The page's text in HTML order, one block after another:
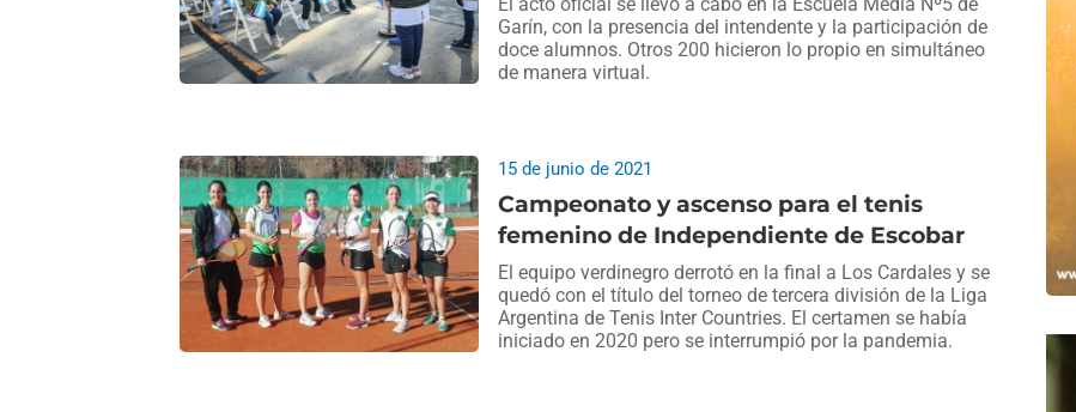
El acto oficial se llevó a cabo en la Escuela Media Nº5 de
Garín, con la presencia del intendente y la participación de
doce alumnos. Otros 200 hicieron lo propio en simultáneo
de manera virtual.
Campeonato y ascenso para el tenis
femenino de Independiente de Escobar
15 de junio de 2021
El equipo verdinegro derrotó en la final a Los Cardales y se
quedó con el título del torneo de tercera división de la Liga
Argentina de Tenis Inter Countries. El certamen se había
iniciado en 2020 pero se interrumpió por la pandemia.